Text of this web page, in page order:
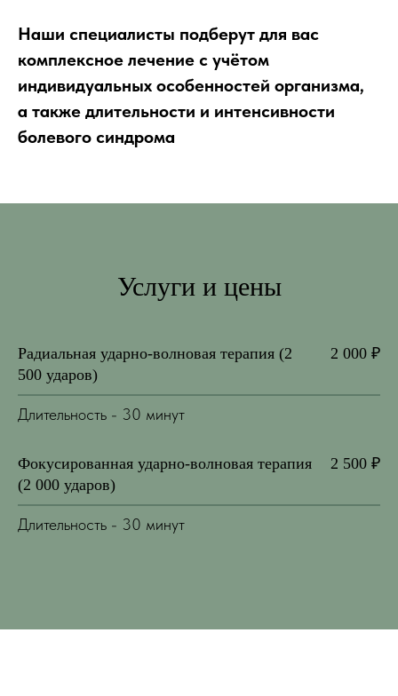
Наши специалисты подберут для вас
комплексное лечение с учётом
индивидуальных особенностей организма,
а также длительности и интенсивности
болевого синдрома
Услуги и цены
Радиальная ударно-волновая терапия (2
500 ударов)
2 000 ₽
Длительность - 30 минут
Фокусированная ударно-волновая терапия
(2 000 ударов)
2 500 ₽
Длительность - 30 минут